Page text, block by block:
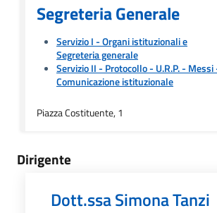
Segreteria Generale
Servizio I - Organi istituzionali e
Segreteria generale
Servizio II - Protocollo - U.R.P. - Messi
Comunicazione istituzionale
Piazza Costituente, 1
Dirigente
Dott.ssa Simona Tanzi